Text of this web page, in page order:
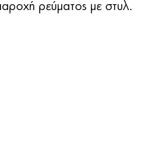
ρεύματος με στυλ.